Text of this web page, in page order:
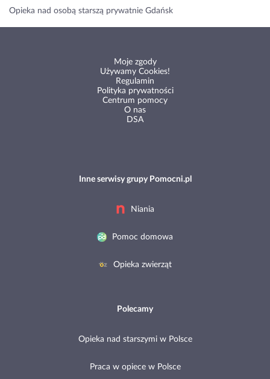
Opieka nad osobą starszą prywatnie Gdańsk
Moje zgody
Używamy Cookies!
Regulamin
Polityka prywatności
Centrum pomocy
O nas
DSA
Inne serwisy grupy Pomocni.pl
Niania
Pomoc domowa
Opieka zwierząt
Polecamy
Opieka nad starszymi w Polsce
Praca w opiece w Polsce